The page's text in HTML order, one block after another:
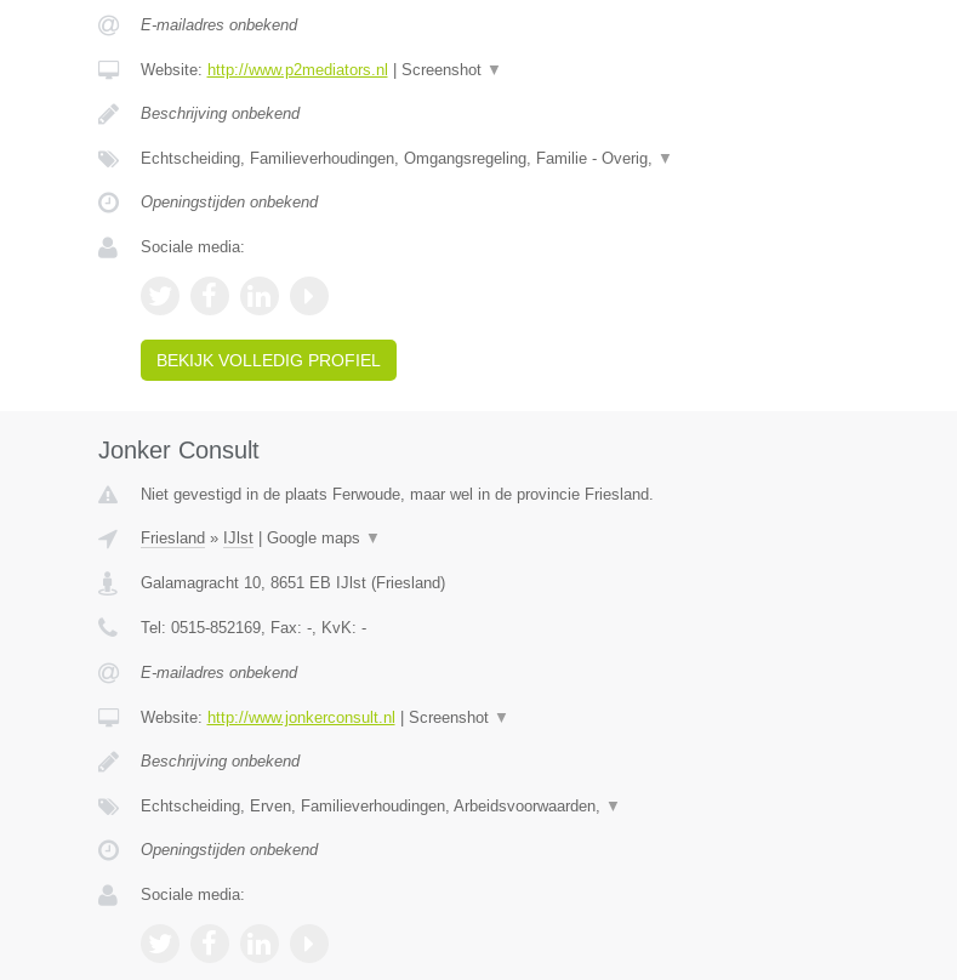
E-mailadres onbekend
Website: http://www.p2mediators.nl Screenshot ▼
Beschrijving onbekend
Echtscheiding, Familieverhoudingen, Omgangsregeling, Familie - Overig, ▼
Openingstijden onbekend
Sociale media:
BEKIJK VOLLEDIG PROFIEL
Jonker Consult
Niet gevestigd in de plaats Ferwoude, maar wel in de provincie Friesland.
Friesland » IJlst| Google maps ▼
Galamagracht 10, 8651 EB IJlst(Friesland)
Tel: 0515-852169, Fax: -, KvK: -
E-mailadres onbekend
Website: http://www.jonkerconsult.nl Screenshot ▼
Beschrijving onbekend
Echtscheiding, Erven, Familieverhoudingen, Arbeidsvoorwaarden, ▼
Openingstijden onbekend
Sociale media: